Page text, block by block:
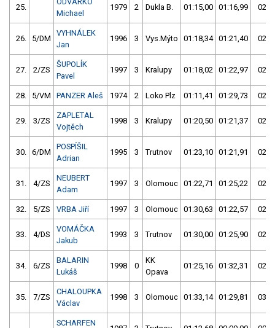
25.
Michael
1979 2 Dukla B. 01:15,00 01:16,99
26. 5/DM
VYHNÁLEK
Jan
1996 3 Vys.Mýto 01:18,34 01:21,40
27. 2/ZS
ŠUPOLÍK
Pavel
1997 3 Kralupy 01:18,02 01:22,97
28. 5/VM PANZER Aleš 1974 2 Loko Plz 01:11,41 01:29,73
29. 3/ZS
ZAPLETAL
Vojtěch
1998 3 Kralupy 01:20,50 01:21,37
30. 6/DM
POSPÍŠIL
Adrian
1995 3 Trutnov 01:23,10 01:21,91
31. 4/ZS
NEUBERT
Adam
1997 3 Olomouc 01:22,71 01:25,22
32. 5/ZS VRBA Jiří 1997 3 Olomouc 01:30,63 01:22,57
33. 4/DS
VOMÁČKA
Jakub
1993 3 Trutnov 01:30,00 01:25,90
34. 6/ZS
BALARIN
Lukáš
1998 0
KK
Opava
01:25,16 01:32,31
35. 7/ZS
CHALOUPKA
Václav
1998 3 Olomouc 01:33,14 01:29,81
SCHARFEN